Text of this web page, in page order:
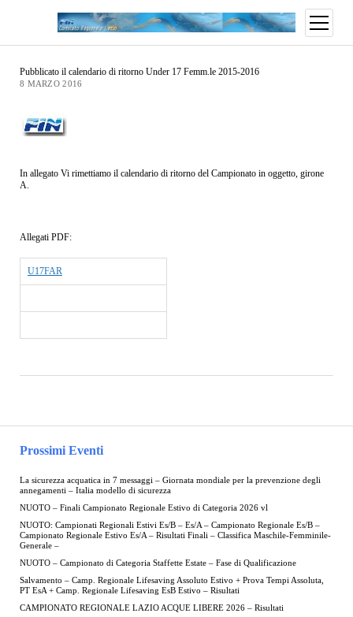
Prossimi Eventi
La sicurezza acquatica in 7 messaggi – Giornata mondiale per la prevenzione degli
annegamenti – Italia modello di sicurezza
NUOTO – Finali Campionato Regionale Estivo di Categoria 2026 vl
NUOTO: Campionati Regionali Estivi Es/B – Es/A – Campionato Regionale Es/B –
Campionato Regionale Estivo Es/A – Risultati Finali – Classifica Maschile-Femminile-
Generale –
NUOTO – Campionato di Categoria Staffette Estate – Fase di Qualificazione
Salvamento – Camp. Regionale Lifesaving Assoluto Estivo + Prova Tempi Assoluta,
PT EsA + Camp. Regionale Lifesaving EsB Estivo – Risultati
CAMPIONATO REGIONALE LAZIO ACQUE LIBERE 2026 – Risultati
Pubblicato il calendario di ritorno Under 17 Femm.le 2015-2016
8 MARZO 2016
In allegato Vi rimettiamo il calendario di ritorno del Campionato in oggetto, girone
A.
Allegati PDF:
U17FAR